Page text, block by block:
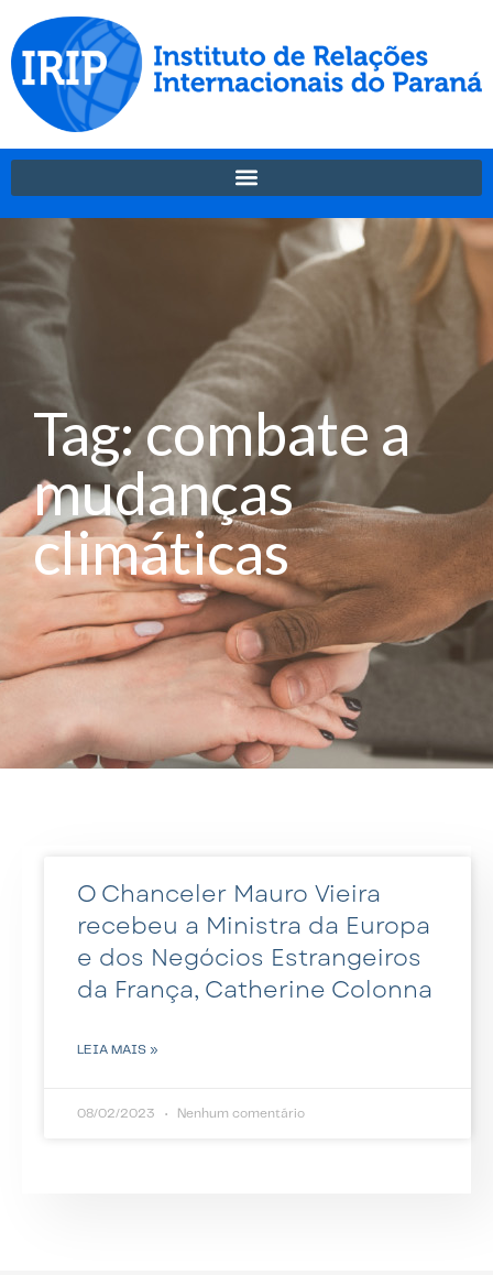
Tag: combate a
mudanças
climáticas
O Chanceler Mauro Vieira
recebeu a Ministra da Europa
e dos Negócios Estrangeiros
da França, Catherine Colonna
LEIA MAIS »
08/02/2023 Nenhum comentário